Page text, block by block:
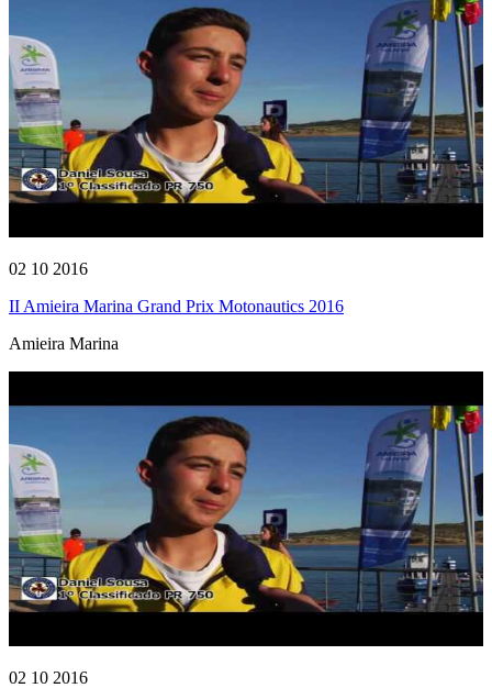
02 10 2016
II Amieira Marina Grand Prix Motonautics 2016
Amieira Marina
02 10 2016